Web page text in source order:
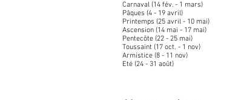
Carnaval (14 fév. - 1 mars)
Pâques (4 - 19 avril)
Printemps (25 avril - 10 mai)
Ascension (14 mai - 17 mai)
Pentecôte (22 - 25 mai)
Toussaint (17 oct. - 1 nov)
Armistice (8 - 11 nov)
Eté (24 - 31 août)